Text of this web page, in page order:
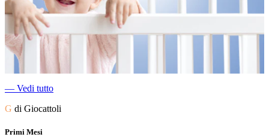
― Vedi tutto
G di Giocattoli
Primi Mesi